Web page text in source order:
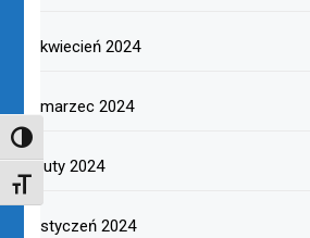
TOGGLE HIGH CONTRAST
TOGGLE FONT SIZE
kwiecień 2024
marzec 2024
luty 2024
styczeń 2024